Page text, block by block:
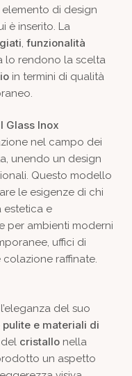
elemento di design
è inserito. La
, funzionalità
lo rendono la scelta
in termini di qualità
Glass Inox
nel campo dei
unendo un design
Questo modello
le esigenze di chi
estetica e
per ambienti moderni
uffici di
colazione raffinate.
del suo
pulite e materiali di
cristallonella
un aspetto